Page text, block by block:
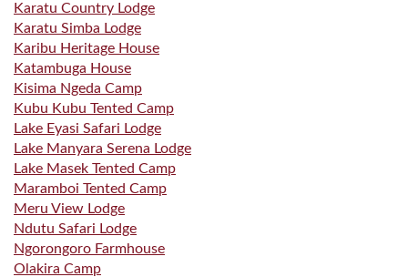
Karatu Country Lodge
Karatu Simba Lodge
Karibu Heritage House
Katambuga House
Kisima Ngeda Camp
Kubu Kubu Tented Camp
Lake Eyasi Safari Lodge
Lake Manyara Serena Lodge
Lake Masek Tented Camp
Maramboi Tented Camp
Meru View Lodge
Ndutu Safari Lodge
Ngorongoro Farmhouse
Olakira Camp